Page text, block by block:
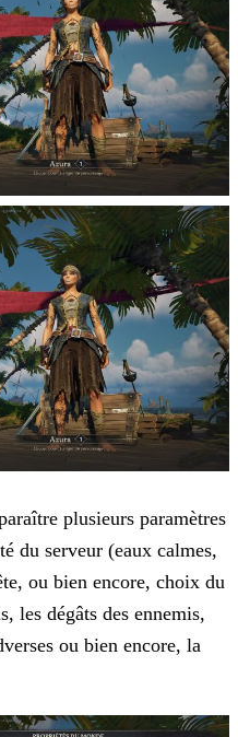
plusieurs paramètres
du serveur (eaux calmes,
ou bien encore, choix du
les dégâts des ennemis,
ou bien encore, la